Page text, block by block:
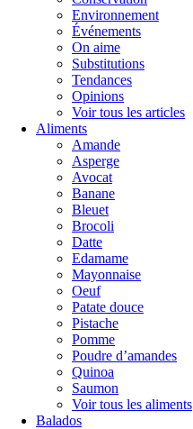
Environnement
Événements
On aime
Substitutions
Tendances
Opinions
Voir tous les articles
Aliments
Amande
Asperge
Avocat
Banane
Bleuet
Brocoli
Datte
Edamame
Mayonnaise
Oeuf
Patate douce
Pistache
Pomme
Poudre d’amandes
Quinoa
Saumon
Voir tous les aliments
Balados